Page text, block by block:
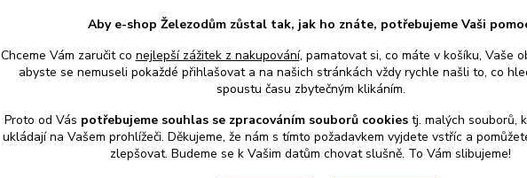
Aby e-shop Železodům zůstal tak, jak ho znáte, potřebujeme Vaši
Chceme Vám zaručit co nejlepší zážitek z nakupování, pamatovat si, co máte v košíku, Vaše
abyste se nemuseli pokaždé přihlašovat a na našich stránkách vždy rychle našli to, co
spoustu času zbytečným klikáním.
Proto od Vás potřebujeme souhlas se zpracováním souborů cookies tj. malých souborů,
ukládají na Vašem prohlížeči. Děkujeme, že nám s tímto požadavkem vyjdete vstříc a
zlepšovat. Budeme se k Vašim datům chovat slušně. To Vám slibujeme!